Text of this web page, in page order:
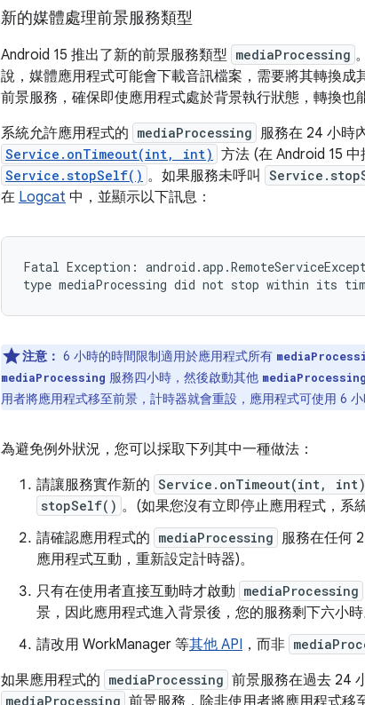
新的媒體處理前景服務類型
Android 15 推出了新的前景服務類型 mediaProcessing
說，媒體應用程式可能會下載音訊檔案，需要將其轉換成
前景服務，確保即使應用程式處於背景執行狀態，轉換也
系統允許應用程式的 mediaProcessing 服務在 24 小時
Service.onTimeout(int, int) 方法 (在 Android 15
Service.stopSelf() 。如果服務未呼叫
在 Logcat 中，並顯示以下訊息：
Fatal Exception:
注意： 6 小時的時間限制適用於應用程式所有
mediaProcessing 服務四小時，然後啟動其他 mediaProcessing
用者將應用程式移至前景，計時器就會重設，應用程式可使用 6 小
為避免例外狀況，您可以採取下列其中一種做法：
請讓服務實作新的 Service.onTimeout(int, int)
stopSelf() 。(如果您沒有立即停止應用程式，系
請確認應用程式的 mediaProcessing 服務在任何
應用程式互動，重新設定計時器)。
只有在使用者直接互動時才啟動 mediaProcessing
景，因此應用程式進入背景後，您的服務剩下六小時
請改用 WorkManager 等其他 API ，而非
如果應用程式的 mediaProcessing 前景服務在過去 24
mediaProcessing 前景服務，除非使用者將應用程式移